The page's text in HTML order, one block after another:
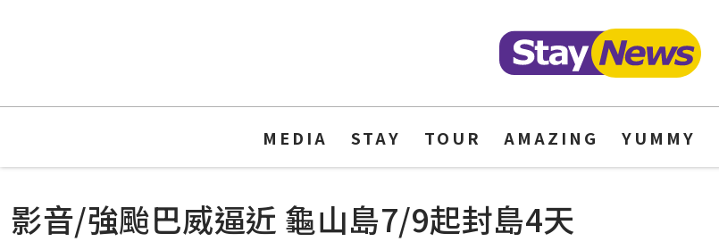
MEDIA STAY TOUR AMAZING YUMMY
影音/強颱巴威逼近 龜山島7/9起封島4天